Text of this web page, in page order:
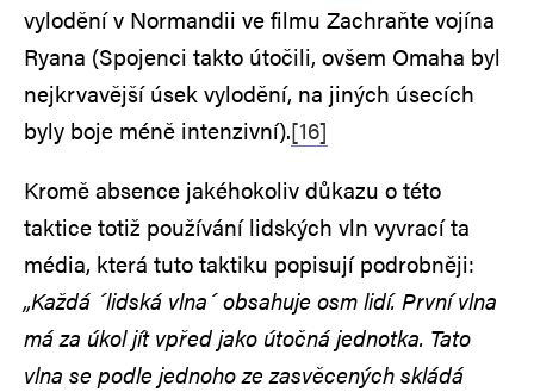
vylodění v Normandii ve filmu Zachraňte vojína
Ryana (Spojenci takto útočili, ovšem Omaha byl
nejkrvavější úsek vylodění, na jiných úsecích
byly boje méně intenzivní).[16]
Kromě absence jakéhokoliv důkazu o této
taktice totiž používání lidských vln vyvrací ta
média, která tuto taktiku popisují podrobněji:
„Každá ´lidská vlna´ obsahuje osm lidí. První vlna
má za úkol jít vpřed jako útočná jednotka. Tato
vlna se podle jednoho ze zasvěcených skládá